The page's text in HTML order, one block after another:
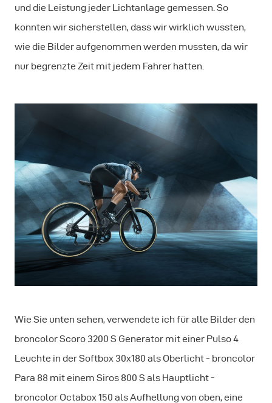
und die Leistung jeder Lichtanlage gemessen. So
konnten wir sicherstellen, dass wir wirklich wussten,
wie die Bilder aufgenommen werden mussten, da wir
nur begrenzte Zeit mit jedem Fahrer hatten.
Wie Sie unten sehen, verwendete ich für alle Bilder den
broncolor Scoro 3200 S Generator mit einer Pulso 4
Leuchte in der Softbox 30x180 als Oberlicht - broncolor
Para 88 mit einem Siros 800 S als Hauptlicht -
broncolor Octabox 150 als Aufhellung von oben, eine